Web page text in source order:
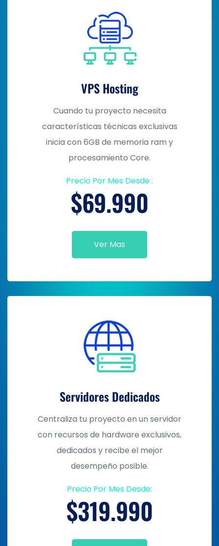
VPS Hosting
Cuando tu proyecto necesita
características técnicas exclusivas
inicia con 6GB de memoria ram y
procesamiento Core.
Precio Por Mes Desde :
$69.990
Ver Mas
Servidores Dedicados
Centraliza tu proyecto en un servidor
con recursos de hardware exclusivos,
dedicados y recibe el mejor
desempeño posible.
Precio Por Mes Desde:
$319.990